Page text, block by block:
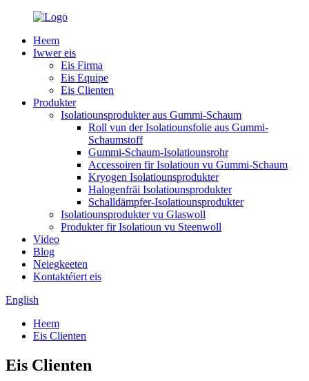
Heem
Iwwer eis
Eis Firma
Eis Equipe
Eis Clienten
Produkter
Isolatiounsprodukter aus Gummi-Schaum
Roll vun der Isolatiounsfolie aus Gummi-
Schaumstoff
Gummi-Schaum-Isolatiounsrohr
Accessoiren fir Isolatioun vu Gummi-Schaum
Kryogen Isolatiounsprodukter
Halogenfräi Isolatiounsprodukter
Schalldämpfer-Isolatiounsprodukter
Isolatiounsprodukter vu Glaswoll
Produkter fir Isolatioun vu Steenwoll
Video
Blog
Neiegkeeten
Kontaktéiert eis
English
Heem
Eis Clienten
Eis Clienten